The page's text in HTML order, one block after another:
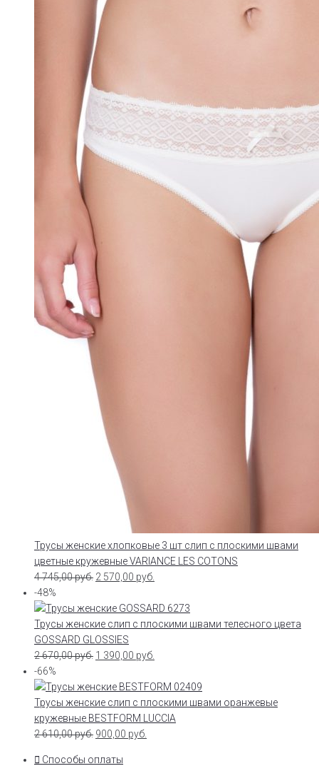
Трусы женские хлопковые 3 шт слип с плоскими швами
цветные кружевные VARIANCE LES COTONS
4 745,00руб. 2 570,00 руб.
-48%
Трусы женские слип с плоскими швами телесного цвета
GOSSARD GLOSSIES
2 670,00руб. 1 390,00 руб.
-66%
Трусы женские слип с плоскими швами оранжевые
кружевные BESTFORM LUCCIA
2 610,00руб. 900,00 руб.
Способы оплаты